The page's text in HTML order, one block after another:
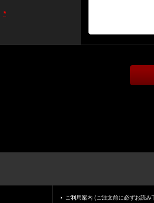
*
ご利用案内 (ご注文前に必ずお読み